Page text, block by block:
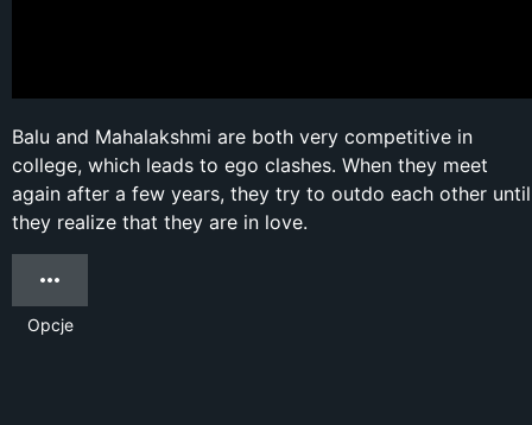
Balu and Mahalakshmi are both very competitive in
college, which leads to ego clashes. When they meet
again after a few years, they try to outdo each other until
they realize that they are in love.
Opcje